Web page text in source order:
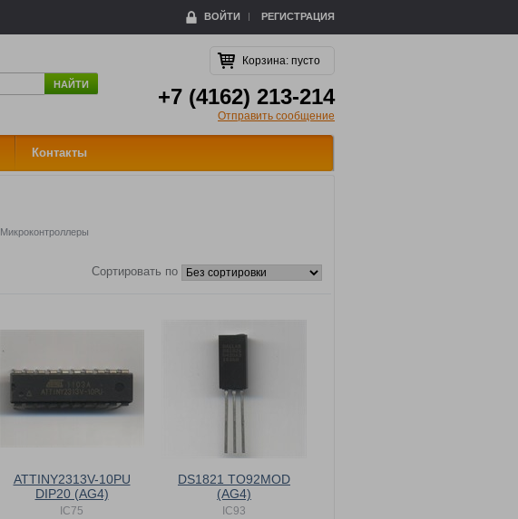
ВОЙТИ РЕГИСТРАЦИЯ
НАЙТИ
Корзина: пусто
+7 (4162) 213-214
Отправить сообщение
Контакты
Микроконтроллеры
Сортировать по
ATTINY2313V-10PU
DIP20 (AG4)
IC75
DS1821 TO92MOD
(AG4)
IC93